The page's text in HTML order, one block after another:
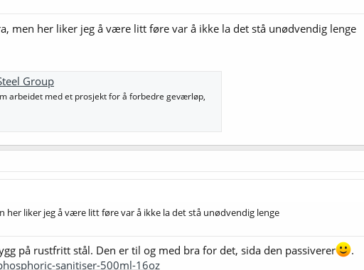
men her liker jeg å være litt føre var å ikke la det stå unødvendig lenge
Group
arbeidet med et prosjekt for å forbedre geværløp,
her liker jeg å være litt føre var å ikke la det stå unødvendig lenge
på rustfritt stål. Den er til og med bra for det, sida den passiverer
.
sanitiser-500ml-16oz